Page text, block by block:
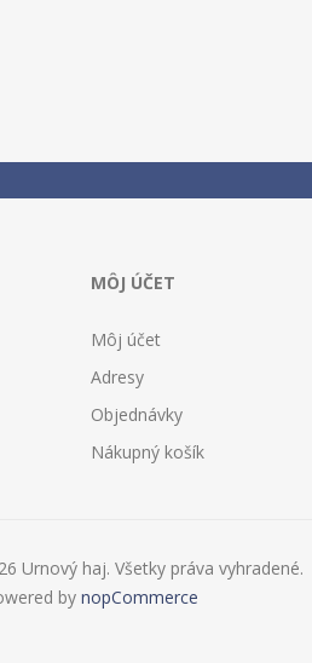
MÔJ ÚČET
Môj účet
Adresy
Objednávky
Nákupný košík
Urnový haj. Všetky práva vyhradené.
by nopCommerce